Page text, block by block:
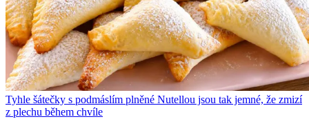
Tyhle šátečky s podmáslím plněné Nutellou jsou tak jemné, že zmizí
z plechu během chvíle